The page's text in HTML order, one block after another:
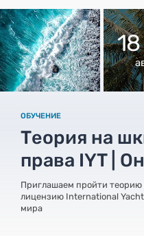
ОБУЧЕНИЕ
Теория на
права IYT |
Приглашаем пройти
лицензию International
мира